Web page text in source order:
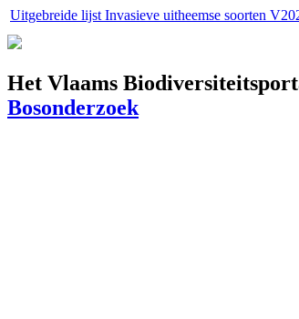
Uitgebreide lijst Invasieve uitheemse soorten
Het Vlaams
Bosonderzoek